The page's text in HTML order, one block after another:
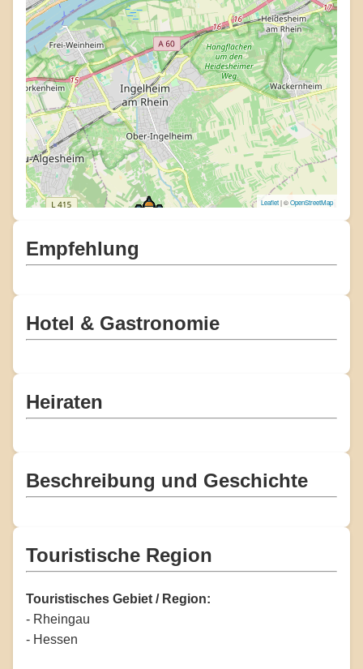
Leaflet| ©OpenStreetMap
Empfehlung
Hotel & Gastronomie
Heiraten
Beschreibung und Geschichte
Touristische Region
Touristisches Gebiet / Region:
- Rheingau
- Hessen